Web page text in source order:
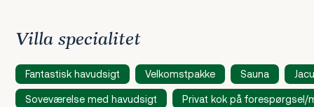
Villa specialitet
Fantastisk havudsigt Velkomstpakke Sauna
Soveværelse med havudsigt Privat kok på forespørgsel/